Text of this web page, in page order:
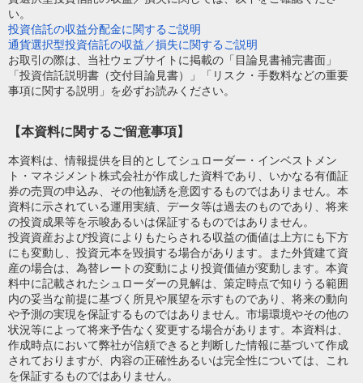
い。
投資信託の収益分配金に関するご説明
通貨選択型投資信託の収益／損失に関するご説明
お取引の際は、当社ウェブサイトに掲載の「目論見書補完書面」
「投資信託説明書（交付目論見書）」「リスク・手数料などの重要
事項に関する説明」を必ずお読みください。
【本資料に関するご留意事項】
本資料は、情報提供を目的としてシュローダー・インベストメン
ト・マネジメント株式会社が作成した資料であり、いかなる有価証
券の売買の申込み、その他勧誘を意図するものではありません。本
資料に示されている運用実績、データ等は過去のものであり、将来
の投資成果等を示唆あるいは保証するものではありません。
投資資産および投資によりもたらされる収益の価値は上方にも下方
にも変動し、投資元本を毀損する場合があります。また外貨建て資
産の場合は、為替レートの変動により投資価値が変動します。本資
料中に記載されたシュローダーの見解は、策定時点で知りうる範囲
内の妥当な前提に基づく所見や展望を示すものであり、将来の動向
や予測の実現を保証するものではありません。市場環境やその他の
状況等によって将来予告なく変更する場合があります。本資料は、
作成時点において弊社が信頼できると判断した情報に基づいて作成
されておりますが、内容の正確性あるいは完全性については、これ
を保証するものではありません。